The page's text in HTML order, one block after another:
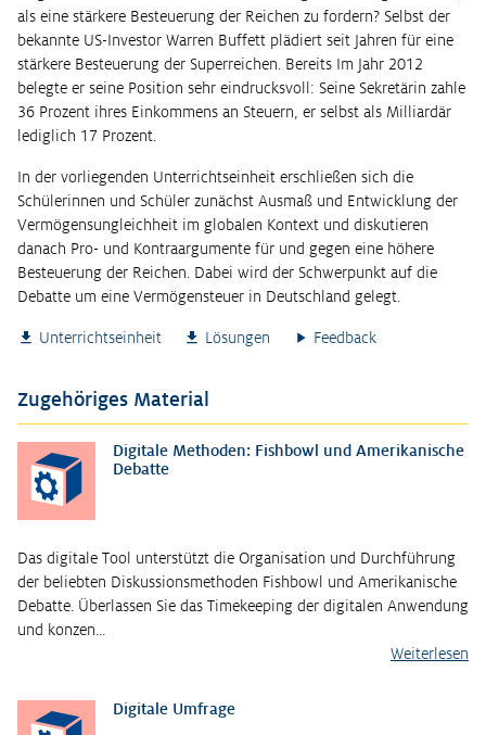
als eine stärkere Besteuerung der Reichen zu fordern? Selbst der
bekannte US-Investor Warren Buffett plädiert seit Jahren für eine
stärkere Besteuerung der Superreichen. Bereits Im Jahr 2012
belegte er seine Position sehr eindrucksvoll: Seine Sekretärin zahle
36 Prozent ihres Einkommens an Steuern, er selbst als Milliardär
lediglich 17 Prozent.
In der vorliegenden Unterrichtseinheit erschließen sich die
Schülerinnen und Schüler zunächst Ausmaß und Entwicklung der
Vermögensungleichheit im globalen Kontext und diskutieren
danach Pro- und Kontraargumente für und gegen eine höhere
Besteuerung der Reichen. Dabei wird der Schwerpunkt auf die
Debatte um eine Vermögensteuer in Deutschland gelegt.
Unterrichtseinheit Lösungen Feedback
Zugehöriges Material
Digitale Methoden: Fishbowl und Amerikanische
Debatte
Das digitale Tool unterstützt die Organisation und Durchführung
der beliebten Diskussionsmethoden Fishbowl und Amerikanische
Debatte. Überlassen Sie das Timekeeping der digitalen Anwendung
und konzen…
Weiterlesen
Digitale Umfrage